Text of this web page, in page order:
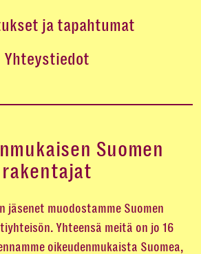
ja tapahtumat
Yhteystiedot
Suomen
rakentajat
jäsenet muodostamme Suomen
Yhteensä meitä on jo 16
oikeudenmukaista Suomea,